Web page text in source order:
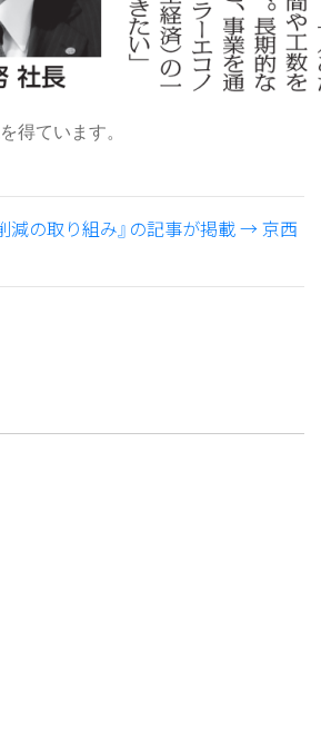
得ています。
減の取り組み』の記事が掲載→京西